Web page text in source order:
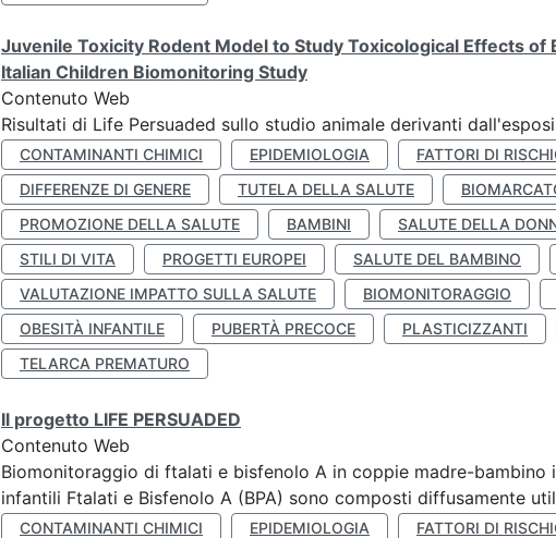
Juvenile Toxicity Rodent Model to Study Toxicological Effects of
Italian Children Biomonitoring Study
Contenuto Web
Risultati di Life Persuaded sullo studio animale derivanti
CONTAMINANTI CHIMICI EPIDEMIOLOGIA FATTORI DI
DIFFERENZE DI GENERE
TUTELA DELLA SALUTE
PROMOZIONE DELLA SALUTE
BAMBINI SALUTE DELLA
STILI DI VITA
PROGETTI EUROPEI SALUTE DEL BAMBINO
VALUTAZIONE IMPATTO SULLA SALUTE
BIOMONITORAGGIO
OBESITÀ INFANTILE
PUBERTÀ PRECOCE PLASTICIZZANTI
TELARCA PREMATURO
Il progetto LIFE PERSUADED
Contenuto Web
Biomonitoraggio di ftalati e bisfenolo A in coppie madre-
infantili Ftalati e Bisfenolo A (BPA) sono composti diffusamente
CONTAMINANTI CHIMICI EPIDEMIOLOGIA FATTORI DI